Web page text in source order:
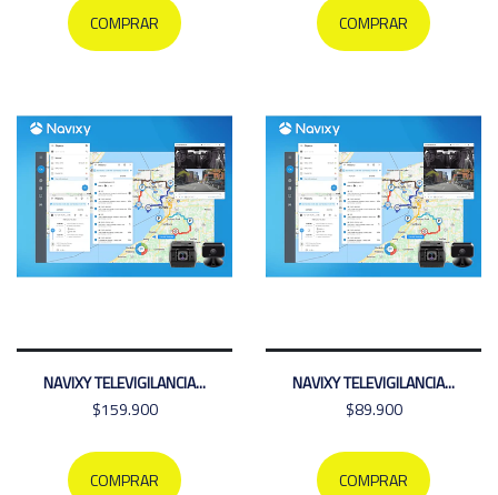
COMPRAR COMPRAR
NAVIXY TELEVIGILANCIA...
$159.900
COMPRAR
NAVIXY TELEVIGILANCIA...
$89.900
COMPRAR